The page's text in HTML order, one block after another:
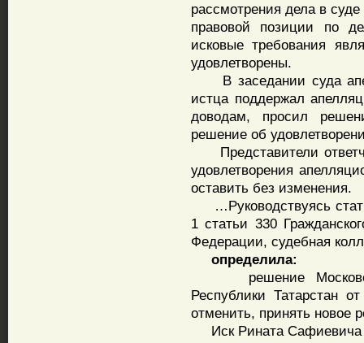
рассмотрения дела в
правовой позиции по
исковые требования
удовлетворены.
В заседании суда
истца поддержал
доводам, просил
решение об
Представители
удовлетворения
оставить без изменения.
…Руководствуясь
1 статьи 330
Федерации, судебная
определила:
решение
Республики Татарстан
отменить, принять новое
Иск Рината Сафиевича